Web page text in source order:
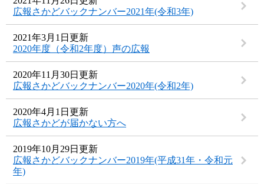
広報さかどバックナンバー2021年(令和3年)
2021年3月1日更新
2020年度（令和2年度）声の広報
2020年11月30日更新
広報さかどバックナンバー2020年(令和2年)
2020年4月1日更新
広報さかどが届かない方へ
2019年10月29日更新
広報さかどバックナンバー2019年(平成31年・令和元
年)